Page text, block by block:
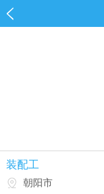
装配工
朝阳市